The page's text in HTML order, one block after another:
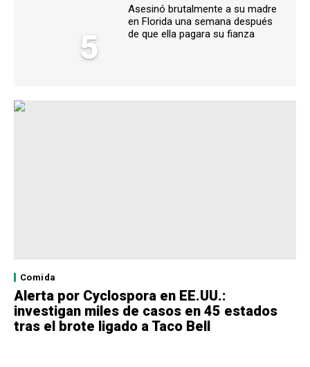
5
Asesinó brutalmente a su madre
en Florida una semana después
de que ella pagara su fianza
Comida
Alerta por Cyclospora en EE.UU.:
investigan miles de casos en 45 estados
tras el brote ligado a Taco Bell